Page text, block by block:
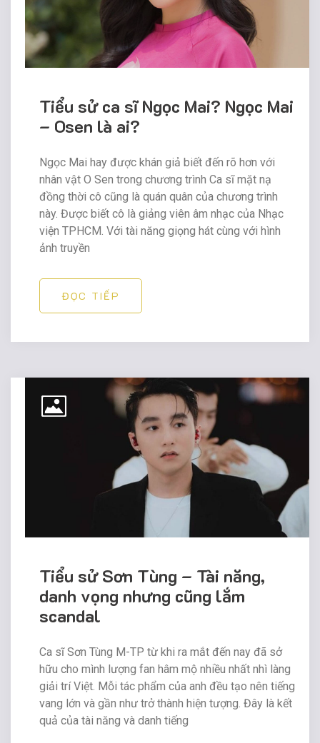
Tiểu sử ca sĩ Ngọc Mai? Ngọc Mai
– Osen là ai?
Ngọc Mai hay được khán giả biết đến rõ hơn với
nhân vật O Sen trong chương trình Ca sĩ mặt nạ
đồng thời cô cũng là quán quân của chương trình
này. Được biết cô là giảng viên âm nhạc của Nhạc
viện TPHCM. Với tài năng giọng hát cùng với hình
ảnh truyền
ĐỌC TIẾP
Tiểu sử Sơn Tùng – Tài năng,
danh vọng nhưng cũng lắm
scandal
Ca sĩ Sơn Tùng M-TP từ khi ra mắt đến nay đã sở
hữu cho mình lượng fan hâm mộ nhiều nhất nhì làng
giải trí Việt. Mỗi tác phẩm của anh đều tạo nên tiếng
vang lớn và gần như trở thành hiện tượng. Đây là kết
quả của tài năng và danh tiếng